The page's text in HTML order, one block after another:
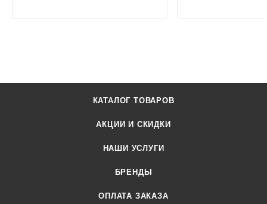
КАТАЛОГ ТОВАРОВ
АКЦИИ И СКИДКИ
НАШИ УСЛУГИ
БРЕНДЫ
ОПЛАТА ЗАКАЗА